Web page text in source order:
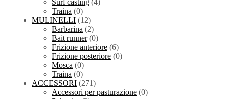
Surf casting (4)
Traina (0)
MULINELLI (12)
Barbarina (2)
Bait runner (0)
Frizione anteriore (6)
Frizione posteriore (0)
Mosca (0)
Traina (0)
ACCESSORI (271)
Accessori per pasturazione (0)